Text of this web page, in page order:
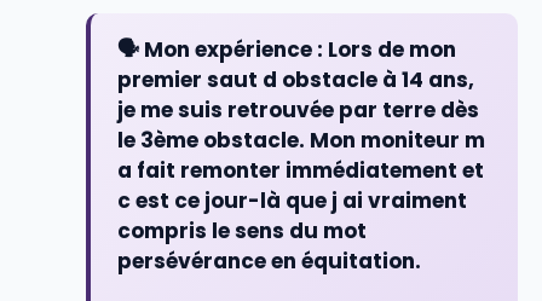
🗣️ Mon expérience : Lors de mon
premier saut d obstacle à 14 ans,
je me suis retrouvée par terre dès
le 3ème obstacle. Mon moniteur m
a fait remonter immédiatement et
c est ce jour-là que j ai vraiment
compris le sens du mot
persévérance en équitation.